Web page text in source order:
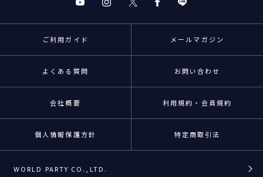
ご利用ガイド メールマガジン
よくある質問 お問い合わせ
会社概要 利用規約・会員規約
個人情報保護方針 特定商取引法
WORLD PARTY CO.,LTD.